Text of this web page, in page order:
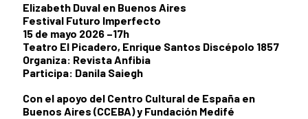
Elizabeth Duval en Buenos Aires
Festival Futuro Imperfecto
15 de mayo 2026 –17h
Teatro El Picadero, Enrique Santos Discépolo 1857
Organiza: Revista Anfibia
Participa: Danila Saiegh
Con el apoyo del Centro Cultural de España en
Buenos Aires (CCEBA) y Fundación Medifé